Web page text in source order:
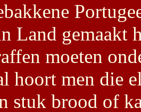
Land gemaakt
moeten
hoort men die
stuk brood of